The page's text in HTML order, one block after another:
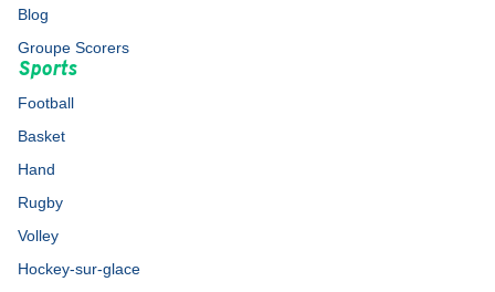
Blog
Groupe Scorers
Sports
Football
Basket
Hand
Rugby
Volley
Hockey-sur-glace